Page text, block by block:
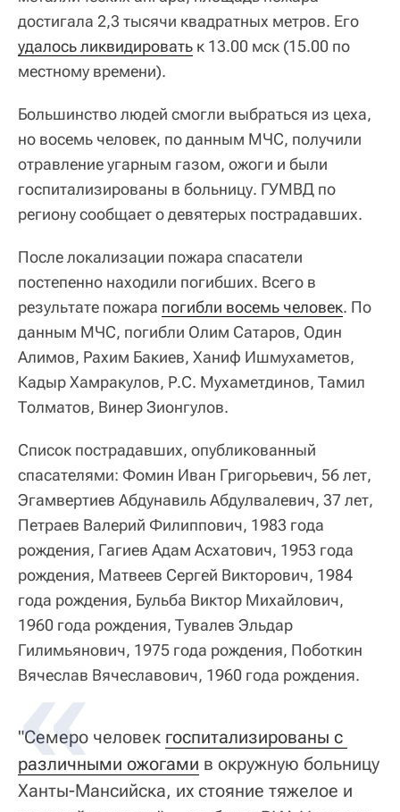
достигала 2,3 тысячи квадратных метров. Его
удалось ликвидировать к 13.00 мск (15.00 по
местному времени).
Большинство людей смогли выбраться из цеха,
но восемь человек, по данным МЧС, получили
отравление угарным газом, ожоги и были
госпитализированы в больницу. ГУМВД по
региону сообщает о девятерых пострадавших.
После локализации пожара спасатели
постепенно находили погибших. Всего в
результате пожара погибли восемь человек. По
данным МЧС, погибли Олим Сатаров, Один
Алимов, Рахим Бакиев, Ханиф Ишмухаметов,
Кадыр Хамракулов, Р.С. Мухаметдинов, Тамил
Толматов, Винер Зионгулов.
Список пострадавших, опубликованный
спасателями: Фомин Иван Григорьевич, 56 лет,
Эгамвертиев Абдунавиль Абдулвалевич, 37 лет,
Петраев Валерий Филиппович, 1983 года
рождения, Гагиев Адам Асхатович, 1953 года
рождения, Матвеев Сергей Викторович, 1984
года рождения, Бульба Виктор Михайлович,
1960 года рождения, Тувалев Эльдар
Гилимьянович, 1975 года рождения, Поботкин
Вячеслав Вячеславович, 1960 года рождения.
"Семеро человек госпитализированы с
различными ожогами в окружную больницу
Ханты-Мансийска, их стояние тяжелое и